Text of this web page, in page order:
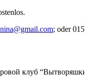
; oder
клуб